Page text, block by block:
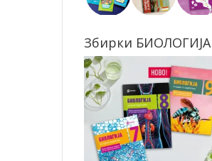
Збирки БИОЛОГИЈА